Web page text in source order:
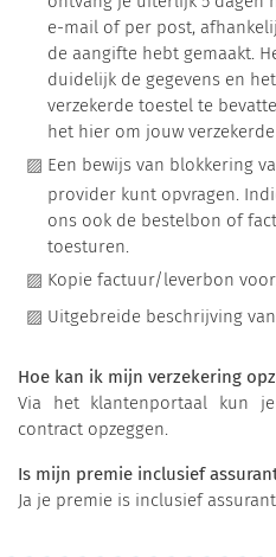
e-mail of per post,
de aangifte hebt gemaakt.
duidelijk de gegevens en
verzekerde toestel te
het hier om jouw
Een bewijs van blokkering
provider kunt opvragen.
ons ook de bestelbon of
toesturen.
Kopie factuur/leverbon
Uitgebreide beschrijving
Hoe kan ik mijn verzekering
Via het klantenportaal kun je
contract opzeggen.
Is mijn premie inclusief
Ja je premie is inclusief